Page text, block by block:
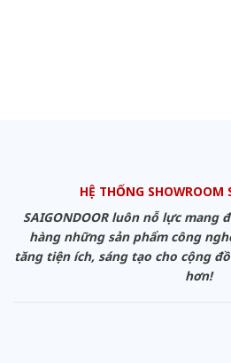
HỆ THỐNG SHOWROOM
SAIGONDOOR luôn nỗ lực mang
hàng những sản phẩm công
tăng tiện ích, sáng tạo cho cộng
hơn!